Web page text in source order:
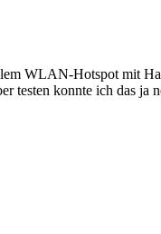
WLAN-Hotspot mit
testen konnte ich das